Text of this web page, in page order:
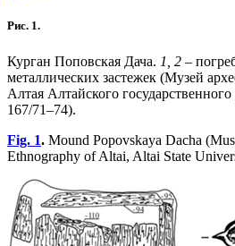
Рис. 1.
Курган Поповская Дача. 1, 2 –
металлических застежек (Музей
Алтая Алтайского
167/71–74).
Fig. 1. Mound Popovskaya Dacha
Ethnography of Altai, Altai State